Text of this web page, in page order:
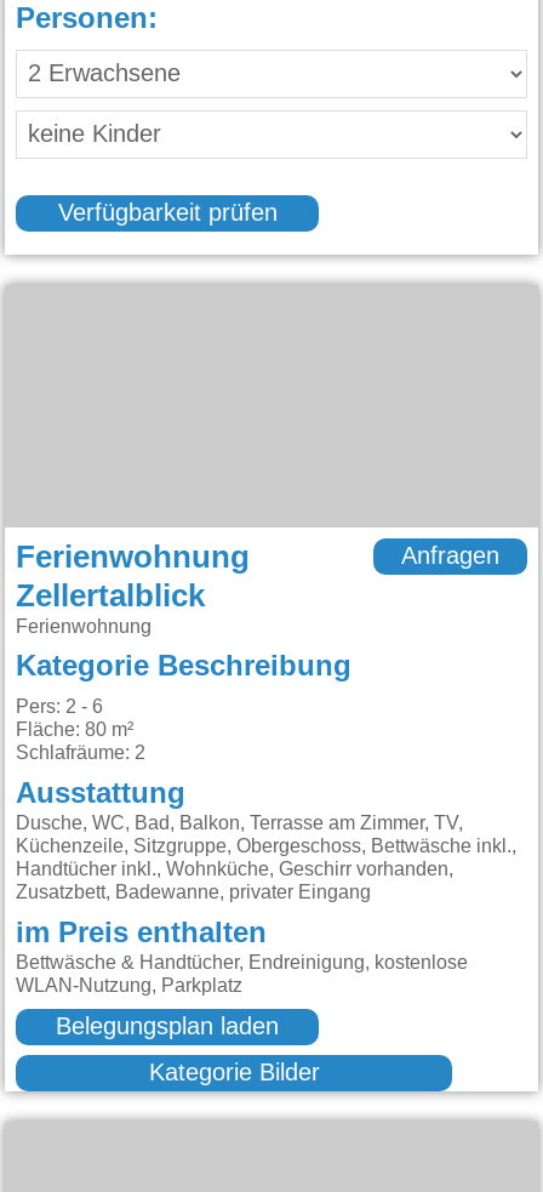
Personen:
Verfügbarkeit prüfen
Ferienwohnung
Zellertalblick
Ferienwohnung
Anfragen
Kategorie Beschreibung
Pers: 2 - 6
Fläche: 80 m²
Schlafräume: 2
Ausstattung
Dusche, WC, Bad, Balkon, Terrasse am Zimmer, TV,
Küchenzeile, Sitzgruppe, Obergeschoss, Bettwäsche inkl.,
Handtücher inkl., Wohnküche, Geschirr vorhanden,
Zusatzbett, Badewanne, privater Eingang
im Preis enthalten
Bettwäsche & Handtücher, Endreinigung, kostenlose
WLAN-Nutzung, Parkplatz
Belegungsplan laden
Kategorie Bilder